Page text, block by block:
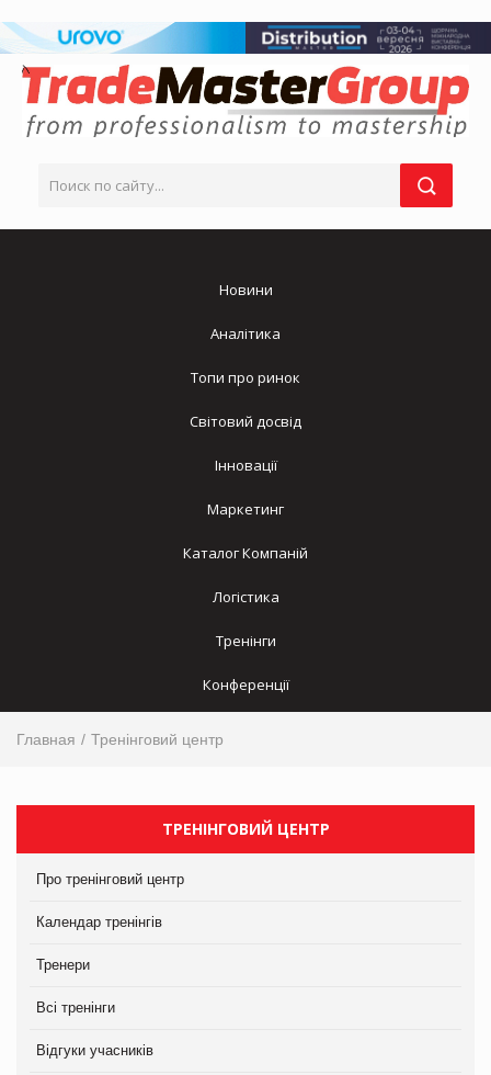
Новини
Аналітика
Топи про ринок
Світовий досвід
Інновації
Маркетинг
Каталог Компаній
Логістика
Тренінги
Конференції
Главная Тренінговий центр
ТРЕНІНГОВИЙ ЦЕНТР
Про тренінговий центр
Календар тренінгів
Тренери
Всі тренінги
Відгуки учасників